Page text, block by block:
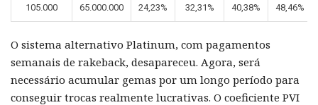
105.000 65.000.000 24,23% 32,31% 40,38% 48,46%
O sistema alternativo Platinum, com pagamentos
semanais de rakeback, desapareceu. Agora, será
necessário acumular gemas por um longo período para
conseguir trocas realmente lucrativas. O coeficiente PVI